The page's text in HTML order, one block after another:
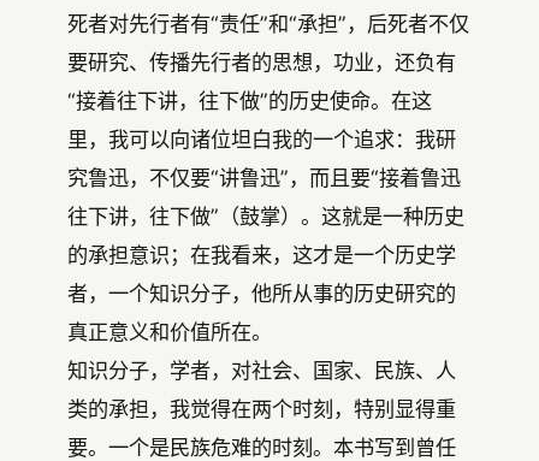
死者对先行者有“责任”和“承担”，后死者不仅
要研究、传播先行者的思想，功业，还负有
“接着往下讲，往下做”的历史使命。在这
里，我可以向诸位坦白我的一个追求：我研
究鲁迅，不仅要“讲鲁迅”，而且要“接着鲁迅
往下讲，往下做”（鼓掌）。这就是一种历史
的承担意识；在我看来，这才是一个历史学
者，一个知识分子，他所从事的历史研究的
真正意义和价值所在。
知识分子，学者，对社会、国家、民族、人
类的承担，我觉得在两个时刻，特别显得重
要。一个是民族危难的时刻。本书写到曾任